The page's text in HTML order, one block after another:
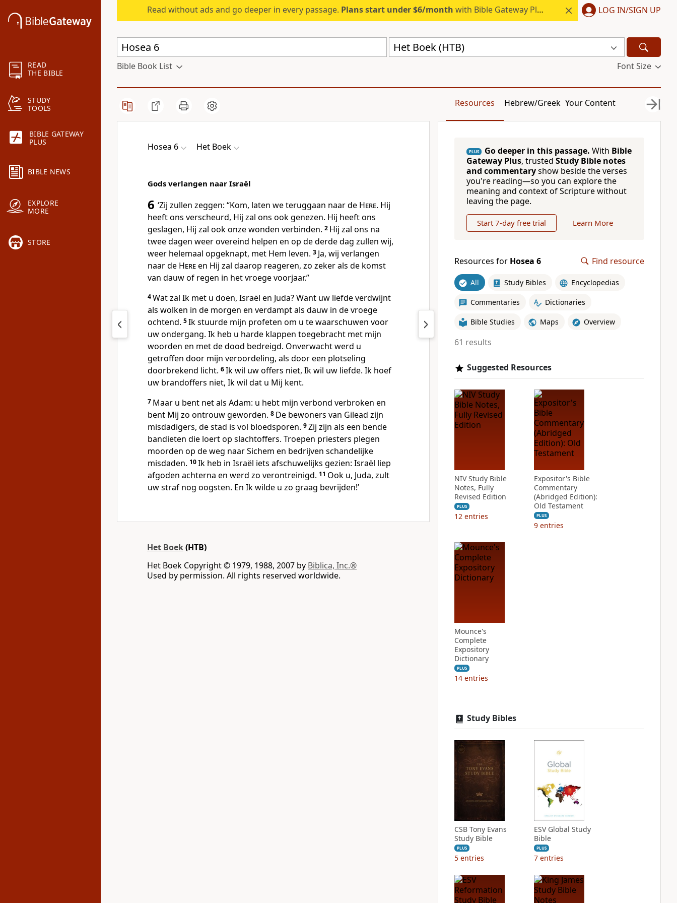
READ
THE BIBLE
STUDY
TOOLS
BIBLE GATEWAY
PLUS
BIBLE NEWS
EXPLORE
MORE
STORE
Read without ads and go deeper in every passage. Plans start under $6/month with Bible Gateway Plus. LOG IN/SIGN UP
Het Boek (HTB)
Bible Book List Font Size
Resources Hebrew/Greek Your Content
Hosea 6 Het Boek
Gods verlangen naar Israël
6 ‘Zij zullen zeggen: “Kom, laten we teruggaan naar de Here. Hij
heeft ons verscheurd, Hij zal ons ook genezen. Hij heeft ons
geslagen, Hij zal ook onze wonden verbinden. 2 Hij zal ons na
twee dagen weer overeind helpen en op de derde dag zullen wij,
weer helemaal opgeknapt, met Hem leven. 3 Ja, wij verlangen
naar de Hereen Hij zal daarop reageren, zo zeker als de komst
van dauw of regen in het vroege voorjaar.”
4Wat zal Ik met u doen, Israël en Juda? Want uw liefde verdwijnt
als wolken in de morgen en verdampt als dauw in de vroege
ochtend. 5Ik stuurde mijn profeten om u te waarschuwen voor
uw ondergang. Ik heb u harde klappen toegebracht met mijn
woorden en met de dood bedreigd. Onverwacht werd u
getroffen door mijn veroordeling, als door een plotseling
doorbrekend licht. 6Ik wil uw offers niet, Ik wil uw liefde. Ik hoef
uw brandoffers niet, Ik wil dat u Mij kent.
7 Maar u bent net als Adam: u hebt mijn verbond verbroken en
bent Mij zo ontrouw geworden. 8 De bewoners van Gilead zijn
misdadigers, de stad is vol bloedsporen. 9Zij zijn als een bende
bandieten die loert op slachtoffers. Troepen priesters plegen
moorden op de weg naar Sichem en bedrijven schandelijke
misdaden. 10Ik heb in Israël iets afschuwelijks gezien: Israël liep
afgoden achterna en werd zo verontreinigd. 11 Ook u, Juda, zult
uw straf nog oogsten. En Ik wilde u zo graag bevrijden!’
Het Boek(HTB)
Het Boek Copyright © 1979, 1988, 2007 by Biblica, Inc.®
Used by permission. All rights reserved worldwide.
PLUS Go deeper in this passage. With Bible
Gateway Plus, trusted Study Bible notes
and commentaryshow beside the verses
you're reading—so you can explore the
meaning and context of Scripture without
leaving the page.
Start 7-day free trial Learn More
Resources for Hosea 6 Find resource
All Study Bibles Encyclopedias
Commentaries Dictionaries
Bible Studies Maps Overview
61 results
Suggested Resources
NIV Study Bible
Notes, Fully
Revised Edition
PLUS
12 entries
Expositor's Bible
Commentary
(Abridged Edition):
Old Testament
PLUS
9 entries
Mounce's
Complete
Expository
Dictionary
PLUS
14 entries
Study Bibles
CSB Tony Evans
Study Bible
PLUS
5 entries
ESV Global Study
Bible
PLUS
7 entries